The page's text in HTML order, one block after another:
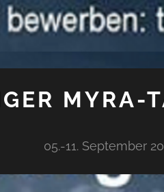
MYRA-
05.-11. September